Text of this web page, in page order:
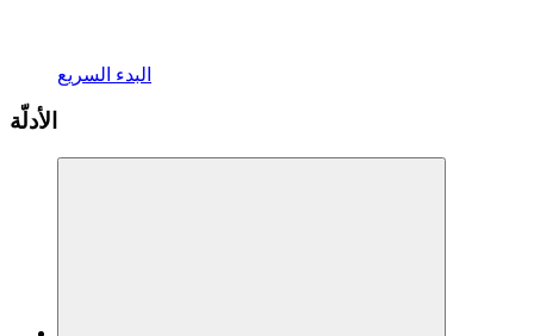
البدء السريع
الأدلّة